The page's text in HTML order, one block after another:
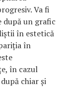
Va fi
după un grafic
în estetică
în
în cazul
chiar și